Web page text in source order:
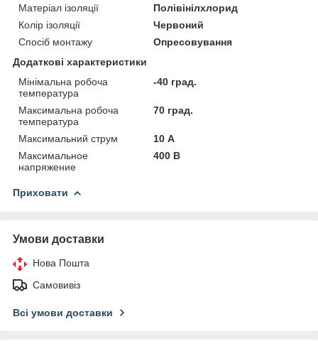
Матеріал ізоляції
Полівінілхлорид
Колір ізоляції
Червоний
Спосіб монтажу
Опресовування
Додаткові характеристики
Мінімальна робоча
температура
-40 град.
Максимальна робоча
температура
70 град.
Максимальний струм
10 А
Максимальное
напряжение
400 В
Приховати
Умови доставки
Нова Пошта
Самовивіз
Всі умови доставки